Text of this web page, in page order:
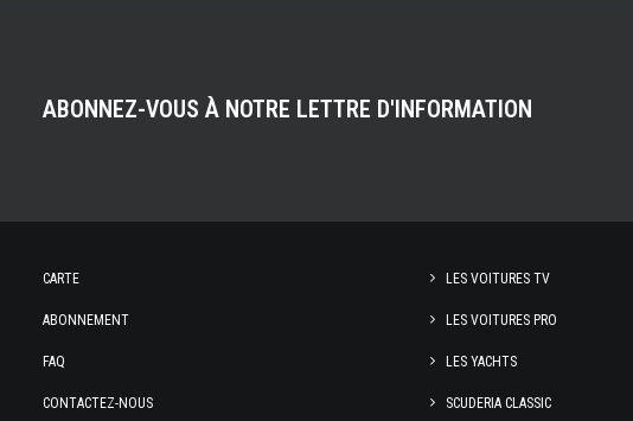
ABONNEZ-VOUS À NOTRE LETTRE D'INFORMATION
CARTE
ABONNEMENT
FAQ
CONTACTEZ-NOUS
LES VOITURES TV
LES VOITURES PRO
LES YACHTS
SCUDERIA CLASSIC